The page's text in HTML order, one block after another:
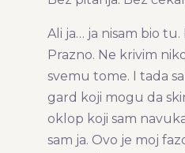
Ali ja… ja nisam bio
Prazno. Ne krivim
svemu tome. I tada
gard koji mogu da
oklop koji sam
sam ja. Ovo je moj